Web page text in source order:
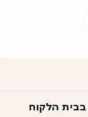
בבית הלקוח